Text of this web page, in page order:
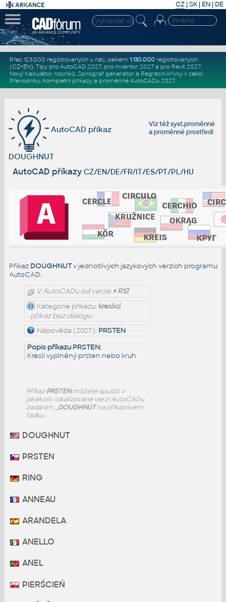
CZ | SK| EN | DE
Přes 123.000 registrovaných u nás, celkem 1.130.000registrovaných
(CZ+EN). Tipy pro AutoCAD 2027, pro Inventor 2027a pro Revit 2027.
Nový Kalkulátor nosníků, Spirograf generátor a Regresní křivkyv sekci
Převodníky. Kompletní příkazya proměnné AutoCADu 2027.
Viz téžsyst.proměnné
aproměnné prostředí
AutoCAD příkaz
DOUGHNUT
AutoCAD příkazy CZ/EN/DE/FR/IT/ES/PT/PL/HU
Příkaz DOUGHNUTv jednotlivých jazykových verzích programu
AutoCAD:
V AutoCADu od verze≤ R12
Kategorie příkazu: kreslicí
• příkaz bez dialogu
Nápověda (2027): PRSTEN
Popis příkazu PRSTEN:
Kreslí vyplněný prsten nebo kruh
PříkazPRSTENmůžete spustit v
jakékoliv lokalizované verzi AutoCADu
zadáním _DOUGHNUTna příkazovém
řádku.
DOUGHNUT
PRSTEN
RING
ANNEAU
ARANDELA
ANELLO
ANEL
PIERŚCIEŃ